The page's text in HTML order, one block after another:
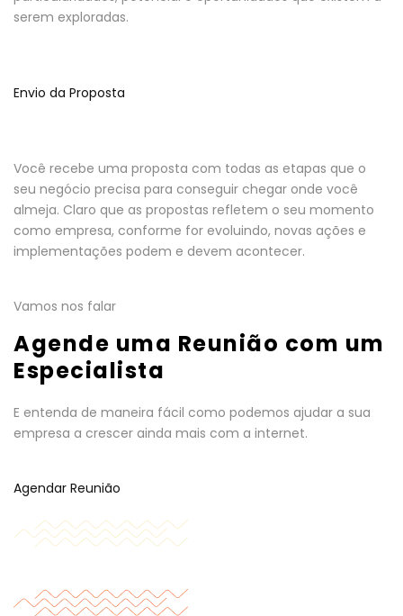
serem exploradas.
Envio da Proposta
Você recebe uma proposta com todas as etapas que o
seu negócio precisa para conseguir chegar onde você
almeja. Claro que as propostas refletem o seu momento
como empresa, conforme for evoluindo, novas ações e
implementações podem e devem acontecer.
Vamos nos falar
Agende uma Reunião com um
Especialista
E entenda de maneira fácil como podemos ajudar a sua
empresa a crescer ainda mais com a internet.
Agendar Reunião